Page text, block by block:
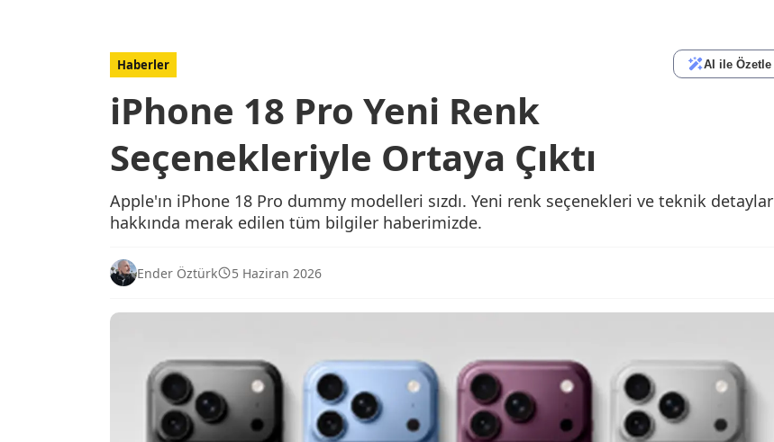
Haberler AI ile Özetle
iPhone 18 Pro Yeni Renk
Seçenekleriyle Ortaya Çıktı
Apple'ın iPhone 18 Pro dummy modelleri sızdı. Yeni renk seçenekleri ve teknik detaylar
hakkında merak edilen tüm bilgiler haberimizde.
Ender Öztürk 5 Haziran 2026